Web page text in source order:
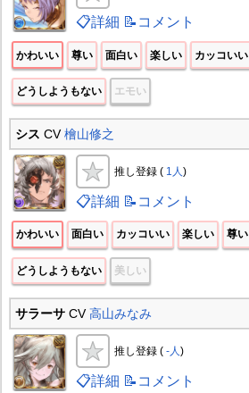
📋詳細 📝コメント
かわいい 尊い 面白い 楽しい カッコいい
どうしようもない エモい
シス CV檜山修之
推し登録 ( 1人)
📋詳細 📝コメント
かわいい 面白い カッコいい 楽しい 尊い
どうしようもない 美しい
サラーサCV高山みなみ
推し登録 ( -人)
📋詳細 📝コメント